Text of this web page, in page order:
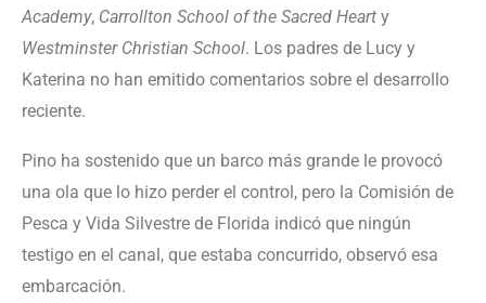
Academy, Carrollton School of the Sacred Heart y
Westminster Christian School. Los padres de Lucy y
Katerina no han emitido comentarios sobre el desarrollo
reciente.
Pino ha sostenido que un barco más grande le provocó
una ola que lo hizo perder el control, pero la Comisión de
Pesca y Vida Silvestre de Florida indicó que ningún
testigo en el canal, que estaba concurrido, observó esa
embarcación.